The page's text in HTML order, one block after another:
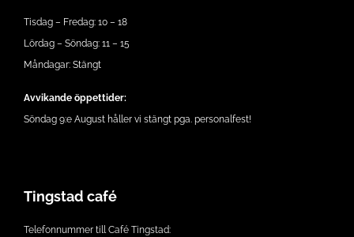
Tisdag – Fredag: 10 – 18
Lördag – Söndag: 11 – 15
Måndagar: Stängt
Avvikande öppettider:
Söndag 9:e August håller vi stängt pga. personalfest!
Tingstad café
Telefonnummer till Café Tingstad: